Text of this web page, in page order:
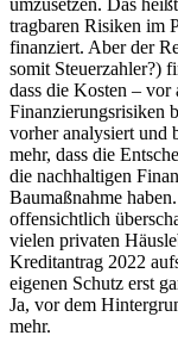
tragbaren Risiken im
finanziert. Aber der
somit Steuerzahler?)
dass die Kosten – vor
Finanzierungsrisiken
vorher analysiert und
mehr, dass die
die nachhaltigen
Baumaßnahme
offensichtlich
vielen privaten
Kreditantrag 2022
eigenen Schutz erst
Ja, vor dem
mehr.